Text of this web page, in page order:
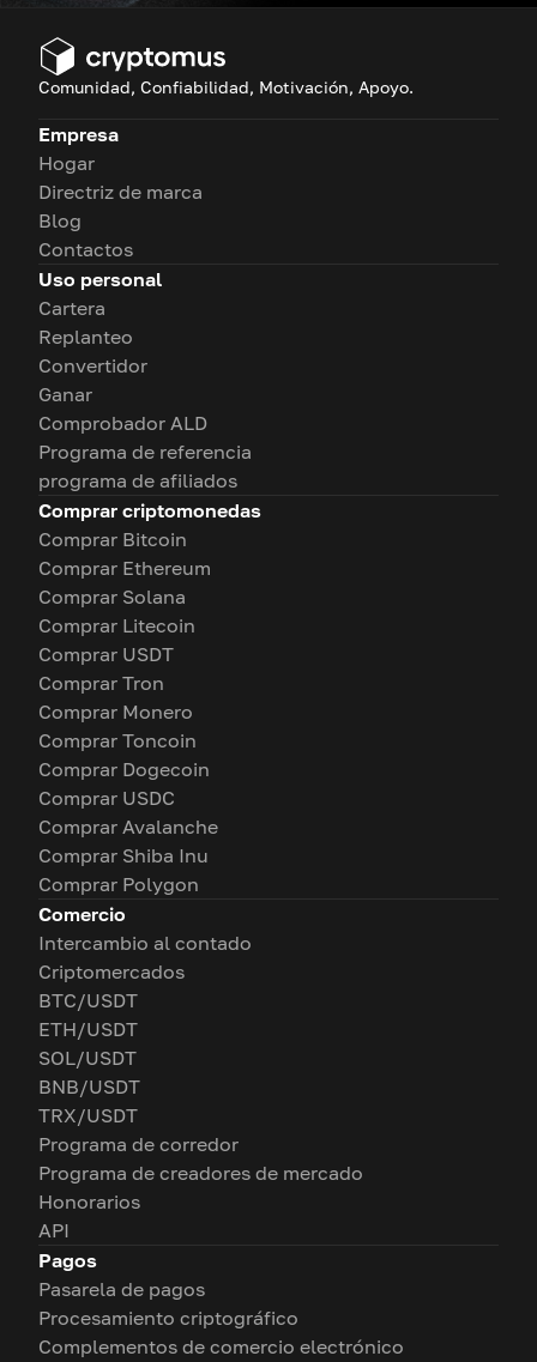
Comunidad, Confiabilidad, Motivación, Apoyo.
Empresa
Hogar
Directriz de marca
Blog
Contactos
Uso personal
Cartera
Replanteo
Convertidor
Ganar
Comprobador ALD
Programa de referencia
programa de afiliados
Comprar criptomonedas
Comprar Bitcoin
Comprar Ethereum
Comprar Solana
Comprar Litecoin
Comprar USDT
Comprar Tron
Comprar Monero
Comprar Toncoin
Comprar Dogecoin
Comprar USDC
Comprar Avalanche
Comprar Shiba Inu
Comprar Polygon
Comercio
Intercambio al contado
Criptomercados
BTC/USDT
ETH/USDT
SOL/USDT
BNB/USDT
TRX/USDT
Programa de corredor
Programa de creadores de mercado
Honorarios
API
Pagos
Pasarela de pagos
Procesamiento criptográfico
Complementos de comercio electrónico